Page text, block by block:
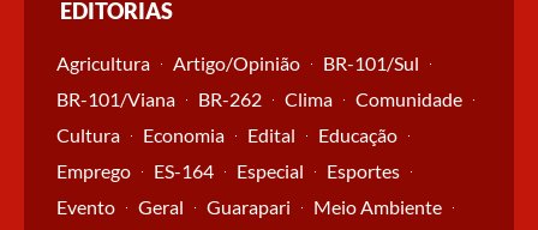
EDITORIAS
Agricultura Artigo/Opinião
BR-101/Sul
BR-101/Viana
BR-262 Clima
Comunidade
Cultura
Economia Edital
Educação
Emprego
ES-164 Especial
Esportes
Evento
Geral Guarapari
Meio Ambiente